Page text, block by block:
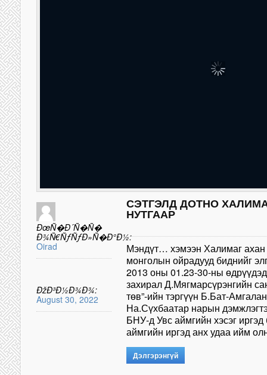
ÐœÑ�Ð´Ñ�Ñ�
Ð¾Ñ€ÑƒÑƒÐ»Ñ�Ð°Ð½:
Oirad
ÐžÐ³Ð½Ð¾Ð¾:
August 30, 2022
СЭТГЭЛД ДОТНО
НУТГААР
Мэндүт… хэмээн Халимаг ахан
монголын ойрадууд биднийг
2013 оны 01.23-30-ны
захирал Д.Мягмарсүрэнгийн
төв”-ийн тэргүүн Б.Бат-
На.Сүхбаатар нарын
БНУ-д Увс аймгийн хэсэг
аймгийн иргэд анх удаа ийм
Дэлгэрэнгүй